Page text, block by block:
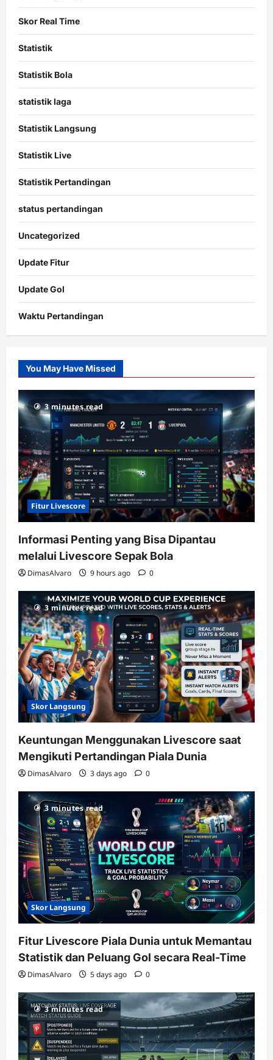
Skor Real Time
Statistik
Statistik Bola
statistik laga
Statistik Langsung
Statistik Live
Statistik Pertandingan
status pertandingan
Uncategorized
Update Fitur
Update Gol
Waktu Pertandingan
Slot
Gacor
RTP
terupdate
You May Have Missed
3 minutes read
Fitur Livescore
Informasi Penting yang Bisa Dipantau
melalui Livescore Sepak Bola
DimasAlvaro 9 hours ago 0
3 minutes read
Skor Langsung
Keuntungan Menggunakan Livescore saat
Mengikuti Pertandingan Piala Dunia
DimasAlvaro 3 days ago 0
3 minutes read
Skor Langsung
Fitur Livescore Piala Dunia untuk Memantau
Statistik dan Peluang Gol secara Real-Time
DimasAlvaro 5 days ago 0
3 minutes read